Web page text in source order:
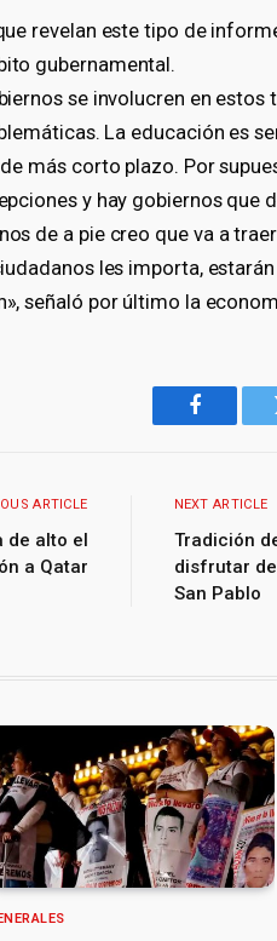
revelan este tipo de
gubernamental.
se involucren en estos
La educación es
más corto plazo. Por
y hay gobiernos que
de a pie creo que va a
les importa,
señaló por último la
Facebook
ARTICLE
de alto el
a Qatar
NEXT ARTICLE
Tradición
disfrutar
San Pablo